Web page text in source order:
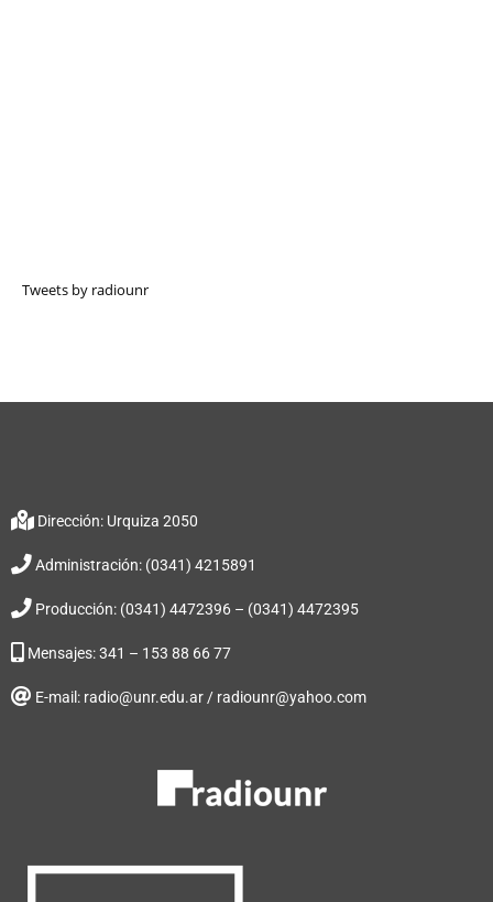
Tweets by radiounr
Dirección: Urquiza 2050
Administración: (0341) 4215891
Producción: (0341) 4472396 – (0341) 4472395
Mensajes: 341 – 153 88 66 77
E-mail: radio@unr.edu.ar / radiounr@yahoo.com